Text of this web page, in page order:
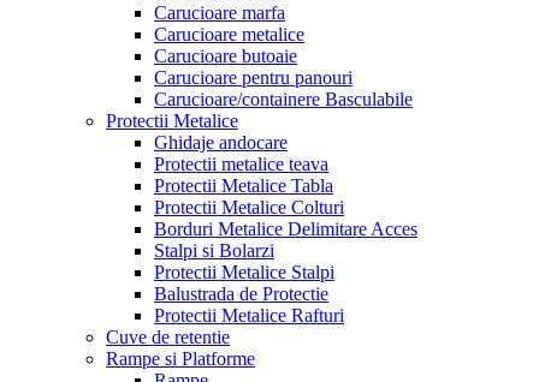
Carucioare marfa
Carucioare metalice
Carucioare butoaie
Carucioare pentru panouri
Carucioare/containere Basculabile
Protectii Metalice
Ghidaje andocare
Protectii metalice teava
Protectii Metalice Tabla
Protectii Metalice Colturi
Borduri Metalice Delimitare Acces
Stalpi si Bolarzi
Protectii Metalice Stalpi
Balustrada de Protectie
Protectii Metalice Rafturi
Cuve de retentie
Rampe si Platforme